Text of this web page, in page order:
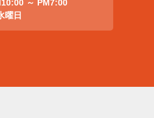
～ PM7:00
曜日